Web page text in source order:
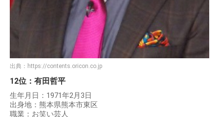
出典： https://contents.oricon.co.jp
12位：有田哲平
生年月日：1971年2月3日
出身地：熊本県熊本市東区
職業：お笑い芸人